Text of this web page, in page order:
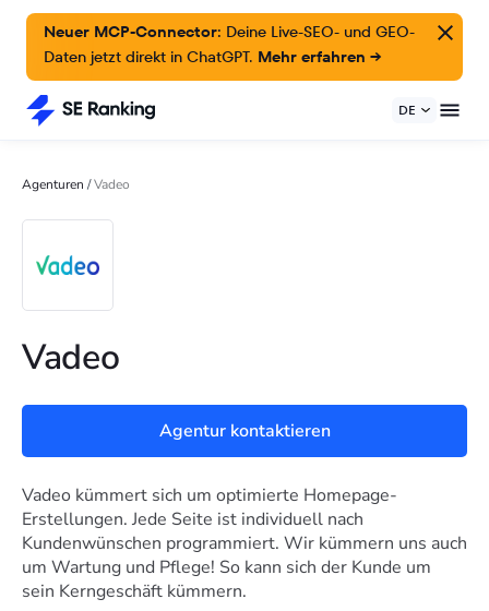
Neuer MCP-Connector: Deine Live-SEO- und GEO-
Daten jetzt direkt in ChatGPT. Mehr erfahren →
DE
Agenturen /Vadeo
Vadeo
Agentur kontaktieren
Vadeo kümmert sich um optimierte Homepage-
Erstellungen. Jede Seite ist individuell nach
Kundenwünschen programmiert. Wir kümmern uns auch
um Wartung und Pflege! So kann sich der Kunde um
sein Kerngeschäft kümmern.